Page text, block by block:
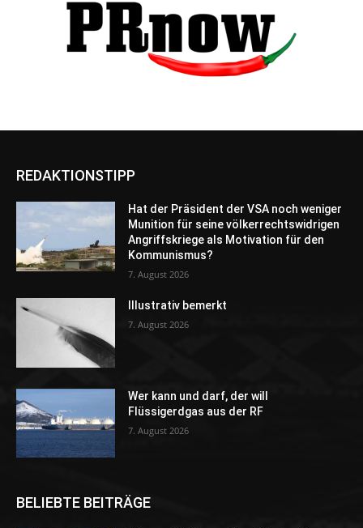
REDAKTIONSTIPP
Hat der Präsident der VSA noch weniger
Munition für seine völkerrechtswidrigen
Angriffskriege als Motivation für den
Kommunismus?
7. August 2026
Illustrativ bemerkt
7. August 2026
Wer kann und darf, der will
Flüssigerdgas aus der RF
7. August 2026
BELIEBTE BEITRÄGE